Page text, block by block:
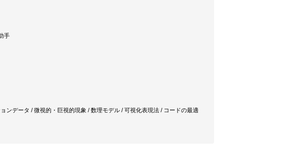
手
データ / 微視的・巨視的現象 / 数理モデル / 可視化表現法 / コードの最適